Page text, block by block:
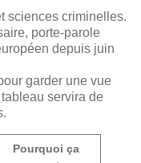
sciences criminelles.
porte-parole
depuis juin
garder une vue
servira de
Pourquoi ça